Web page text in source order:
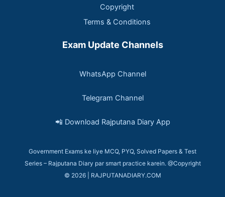
Copyright
Terms & Conditions
Exam Update Channels
WhatsApp Channel
Telegram Channel
📲 Download Rajputana Diary App
Government Exams ke liye MCQ, PYQ, Solved Papers & Test
Series – Rajputana Diary par smart practice karein. @Copyright
© 2026 | RAJPUTANADIARY.COM